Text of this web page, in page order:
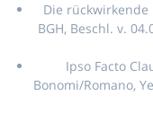
Die
BGH, Beschl. v.
Ipso Facto
Bonomi/Romano,